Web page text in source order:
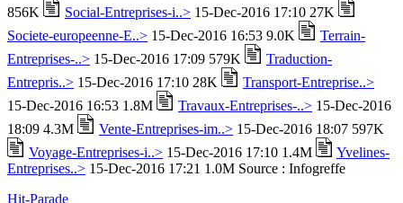
856K
Social-Entreprises-i..> 15-Dec-2016 17:10 27K
Societe-europeenne-E..> 15-Dec-2016 16:53 9.0K
Terrain-
Entreprises-..> 15-Dec-2016 17:09 579K
Traduction-
Entrepris..> 15-Dec-2016 17:10 28K
Transport-Entreprise..>
15-Dec-2016 16:53 1.8M
Travaux-Entreprises-..> 15-Dec-2016
18:09 4.3M
Vente-Entreprises-im..> 15-Dec-2016 18:07 597K
Voyage-Entreprises-i..> 15-Dec-2016 17:10 1.4M
Yvelines-
Entreprises..> 15-Dec-2016 17:21 1.0M Source : Infogreffe